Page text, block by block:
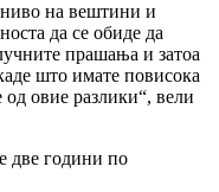
ниво на вештини и
да се обиде да
прашања и затоа
што имате повисока
овие разлики“, вели
две години по